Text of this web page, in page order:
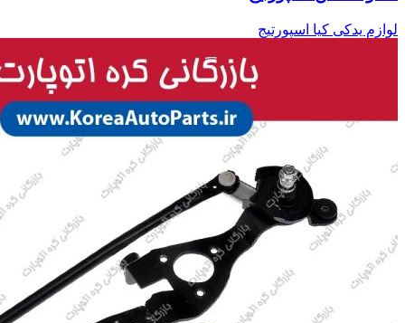
لوازم یدکی کیا اسپورتیج